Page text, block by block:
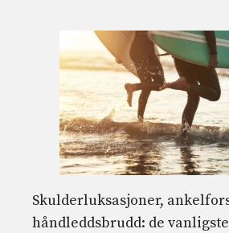
Skulderluksasjoner,
håndleddsbrudd: de